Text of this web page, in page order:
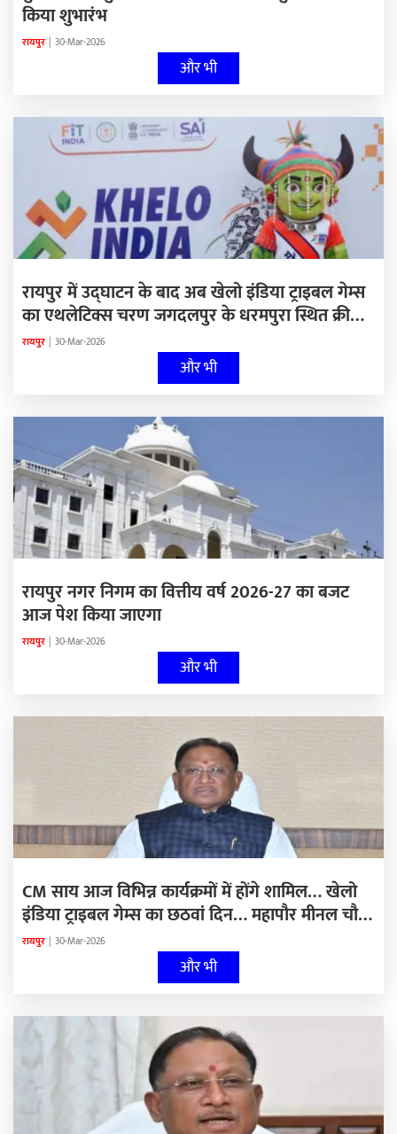
किया शुभारंभ
रायपुर | 30-Mar-2026
और भी
रायपुर में उद्घाटन के बाद अब खेलो इंडिया ट्राइबल गेम्स
का एथलेटिक्स चरण जगदलपुर के धरमपुरा स्थित क्रीड़ा
परिसर में आयोजित
रायपुर | 30-Mar-2026
और भी
रायपुर नगर निगम का वित्तीय वर्ष 2026-27 का बजट
आज पेश किया जाएगा
रायपुर | 30-Mar-2026
और भी
CM साय आज विभिन्न कार्यक्रमों में होंगे शामिल… खेलो
इंडिया ट्राइबल गेम्स का छठवां दिन… महापौर मीनल चौबे
अपने कार्यकाल का दूसरा बजट करेंगी पेश… अग्निवीर
भर्ती के लिए आवेदन 1 अप्रैल तक
रायपुर | 30-Mar-2026
और भी